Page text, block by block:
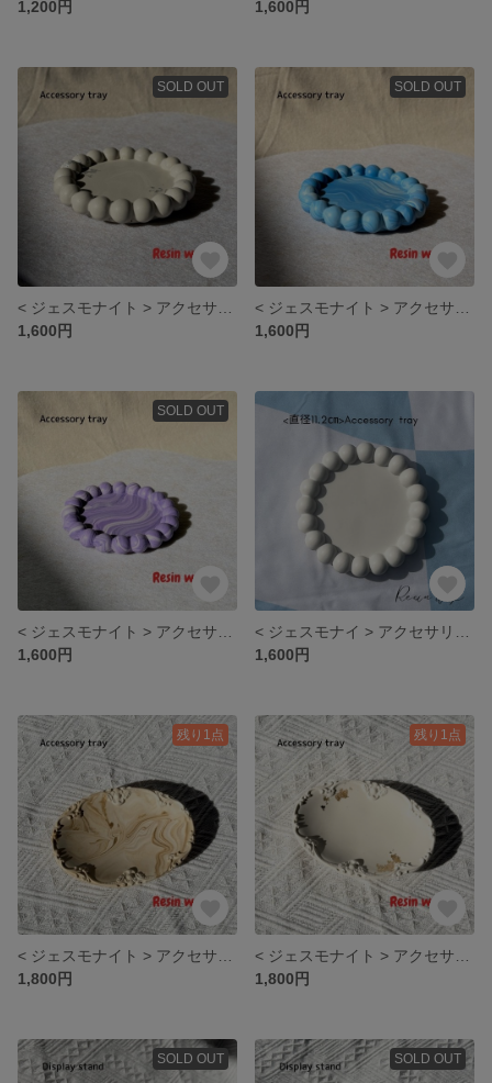
1,200円
1,600円
SOLD OUT
1,600円
SOLD OUT
1,600円
SOLD OUT
1,600円
1,600円
残り1点
1,800円
残り1点
1,800円
SOLD OUT SOLD OUT